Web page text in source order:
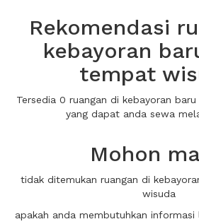
Rekomendasi
kebayoran
tempat
Tersedia 0 ruangan di kebayoran
yang dapat anda sewa
Mohon
tidak ditemukan ruangan di
wisuda
apakah anda membutuhkan